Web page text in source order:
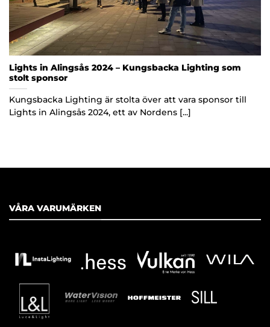
Lights in Alingsås 2024 – Kungsbacka Lighting som
stolt sponsor
Kungsbacka Lighting är stolta över att vara sponsor till
Lights in Alingsås 2024, ett av Nordens [...]
VÅRA VARUMÄRKEN